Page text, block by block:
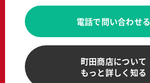
電話で問い合わせる
町田商店について
もっと詳しく知る